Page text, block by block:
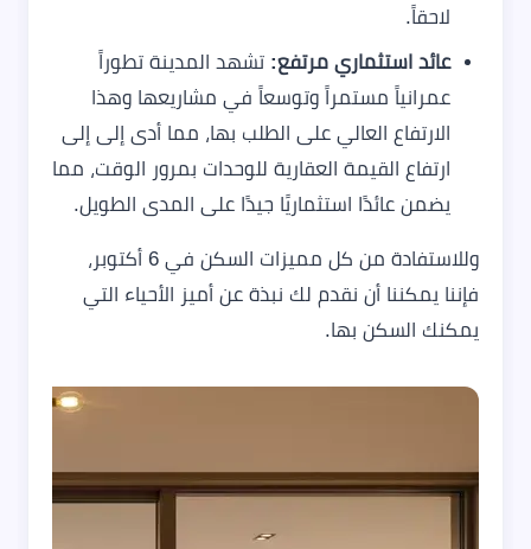
لاحقاً.
عائد استثماري مرتفع: تشهد المدينة تطوراً
عمرانياً مستمراً وتوسعاً في مشاريعها وهذا
الارتفاع العالي على الطلب بها، مما أدى إلى إلى
ارتفاع القيمة العقارية للوحدات بمرور الوقت، مما
يضمن عائدًا استثماريًا جيدًا على المدى الطويل.
وللاستفادة من كل مميزات السكن في 6 أكتوبر،
فإننا يمكننا أن نقدم لك نبذة عن أميز الأحياء التي
يمكنك السكن بها.